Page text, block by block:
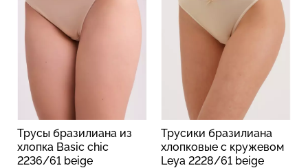
Трусы бразилиана из
хлопка Basic chic
2236/61 beige
Трусики бразилиана
хлопковые с кружевом
Leya 2228/61 beige